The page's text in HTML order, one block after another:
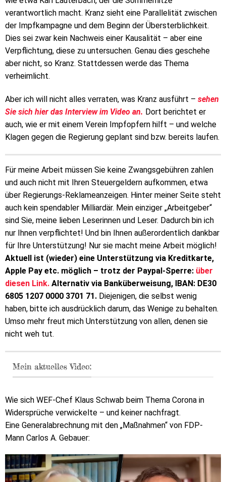
verantwortlich macht. Kranz sieht eine Parallelität zwischen
der Impfkampagne und dem Beginn der Übersterblichkeit.
Dies sei zwar kein Nachweis einer Kausalität – aber eine
Verpflichtung, diese zu untersuchen. Genau dies geschehe
aber nicht, so Kranz. Stattdessen werde das Thema
verheimlicht.
Aber ich will nicht alles verraten, was Kranz ausführt – sehen
Sie sich hier das Interview im Video an. Dort berichtet er
auch, wie er mit einem Verein Impfopfern hilft – und welche
Klagen gegen die Regierung geplant sind bzw. bereits laufen.
Für meine Arbeit müssen Sie keine Zwangsgebühren zahlen
und auch nicht mit Ihren Steuergeldern aufkommen, etwa
über Regierungs-Reklameanzeigen. Hinter meiner Seite steht
auch kein spendabler Milliardär. Mein einziger „Arbeitgeber“
sind Sie, meine lieben Leserinnen und Leser. Dadurch bin ich
nur Ihnen verpflichtet! Und bin Ihnen außerordentlich dankbar
für Ihre Unterstützung! Nur sie macht meine Arbeit möglich!
Aktuell ist (wieder) eine Unterstützung via Kreditkarte,
Apple Pay etc. möglich – trotz der Paypal-Sperre: über
diesen Link. Alternativ via Banküberweisung, IBAN: DE30
6805 1207 0000 3701 71. Diejenigen, die selbst wenig
haben, bitte ich ausdrücklich darum, das Wenige zu behalten.
Umso mehr freut mich Unterstützung von allen, denen sie
nicht weh tut.
Mein aktuelles Video:
Wie sich WEF-Chef Klaus Schwab beim Thema Corona in
Widersprüche verwickelte – und keiner nachfragt.
Eine Generalabrechnung mit den „Maßnahmen“ von FDP-
Mann Carlos A. Gebauer: